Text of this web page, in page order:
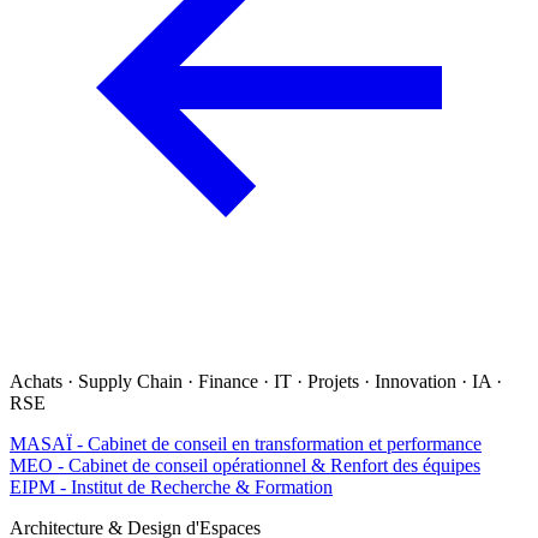
Achats · Supply Chain · Finance · IT · Projets · Innovation · IA ·
RSE
MASAÏ - Cabinet de conseil en transformation et performance
MEO - Cabinet de conseil opérationnel & Renfort des équipes
EIPM - Institut de Recherche & Formation
Architecture & Design d'Espaces